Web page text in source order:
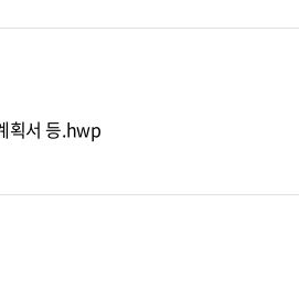
획서 등.hwp